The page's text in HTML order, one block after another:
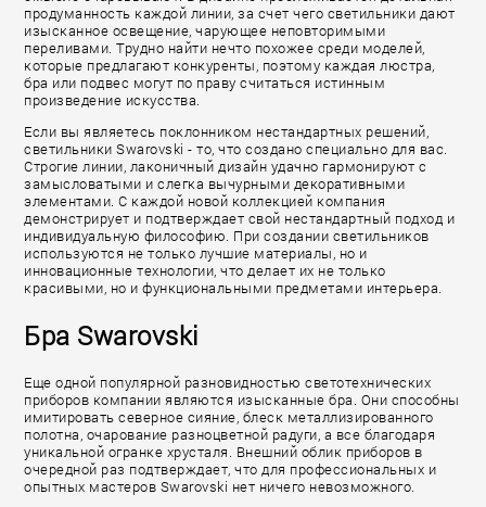
продуманность каждой линии, за счет чего светильники дают
изысканное освещение, чарующее неповторимыми
переливами. Трудно найти нечто похожее среди моделей,
которые предлагают конкуренты, поэтому каждая люстра,
бра или подвес могут по праву считаться истинным
произведение искусства.
Если вы являетесь поклонником нестандартных решений,
светильники Swarovski - то, что создано специально для вас.
Строгие линии, лаконичный дизайн удачно гармонируют с
замысловатыми и слегка вычурными декоративными
элементами. С каждой новой коллекцией компания
демонстрирует и подтверждает свой нестандартный подход и
индивидуальную философию. При создании светильников
используются не только лучшие материалы, но и
инновационные технологии, что делает их не только
красивыми, но и функциональными предметами интерьера.
Бра Swarovski
Еще одной популярной разновидностью светотехнических
приборов компании являются изысканные бра. Они способны
имитировать северное сияние, блеск металлизированного
полотна, очарование разноцветной радуги, а все благодаря
уникальной огранке хрусталя. Внешний облик приборов в
очередной раз подтверждает, что для профессиональных и
опытных мастеров Swarovski нет ничего невозможного.